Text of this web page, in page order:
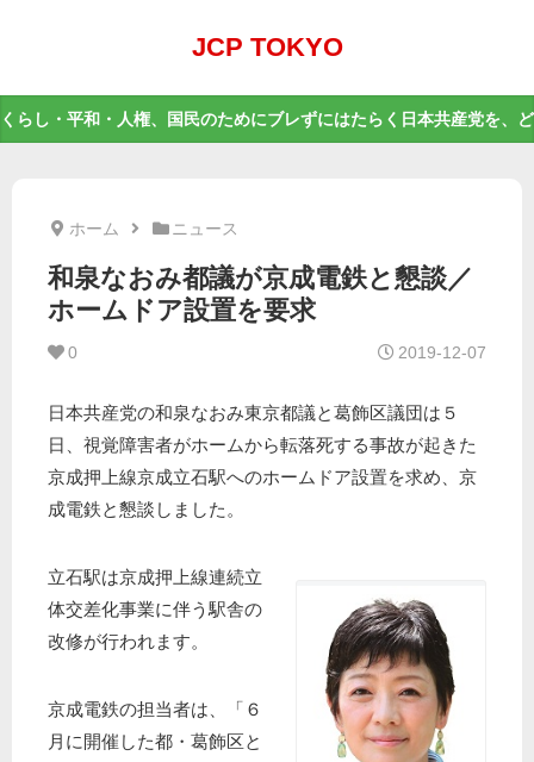
JCP TOKYO
くらし・平和・人権、国民のためにブレずにはたらく日本共産党を、
ホーム ニュース
和泉なおみ都議が京成電鉄と懇談／
ホームドア設置を要求
0 2019-12-07
日本共産党の和泉なおみ東京都議と葛飾区議団は５
日、視覚障害者がホームから転落死する事故が起きた
京成押上線京成立石駅へのホームドア設置を求め、京
成電鉄と懇談しました。
立石駅は京成押上線連続立
体交差化事業に伴う駅舎の
改修が行われます。
京成電鉄の担当者は、「６
月に開催した都・葛飾区と